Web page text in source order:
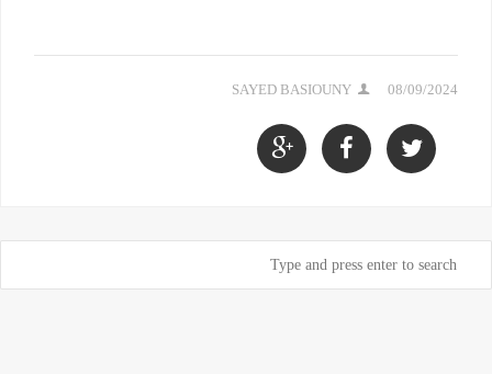
08/09/2024
SAYED BASIOUNY